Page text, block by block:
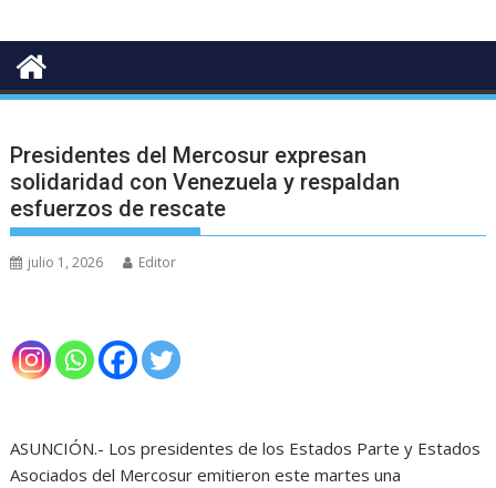
Presidentes del Mercosur expresan
solidaridad con Venezuela y respaldan
esfuerzos de rescate
julio 1, 2026 Editor
ASUNCIÓN.- Los presidentes de los Estados Parte y Estados
Asociados del Mercosur emitieron este martes una